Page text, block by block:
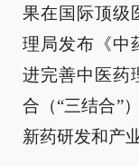
果在国际顶级
理局发布《中
进完善中医药
合（“三结合”
新药研发和产